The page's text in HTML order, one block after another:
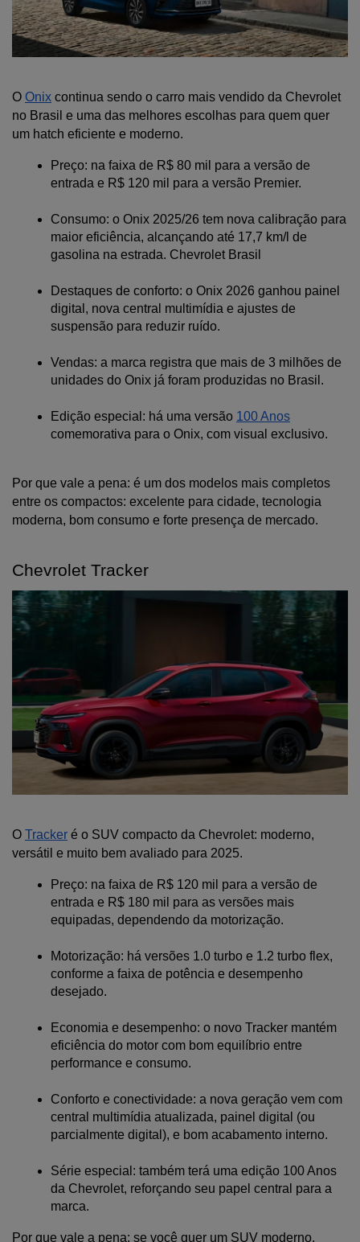
O Onix continua sendo o carro mais vendido da Chevrolet
no Brasil e uma das melhores escolhas para quem quer
um hatch eficiente e moderno.
Preço: na faixa de R$ 80 mil para a versão de
entrada e R$ 120 mil para a versão Premier.
Consumo: o Onix 2025/26 tem nova calibração para
maior eficiência, alcançando até 17,7 km/l de
gasolina na estrada. Chevrolet Brasil
Destaques de conforto: o Onix 2026 ganhou painel
digital, nova central multimídia e ajustes de
suspensão para reduzir ruído.
Vendas: a marca registra que mais de 3 milhões de
unidades do Onix já foram produzidas no Brasil.
Edição especial: há uma versão 100 Anos
comemorativa para o Onix, com visual exclusivo.
Por que vale a pena: é um dos modelos mais completos
entre os compactos: excelente para cidade, tecnologia
moderna, bom consumo e forte presença de mercado.
Chevrolet Tracker
O Tracker é o SUV compacto da Chevrolet: moderno,
versátil e muito bem avaliado para 2025.
Preço: na faixa de R$ 120 mil para a versão de
entrada e R$ 180 mil para as versões mais
equipadas, dependendo da motorização.
Motorização: há versões 1.0 turbo e 1.2 turbo flex,
conforme a faixa de potência e desempenho
desejado.
Economia e desempenho: o novo Tracker mantém
eficiência do motor com bom equilíbrio entre
performance e consumo.
Conforto e conectividade: a nova geração vem com
central multimídia atualizada, painel digital (ou
parcialmente digital), e bom acabamento interno.
Série especial: também terá uma edição 100 Anos
da Chevrolet, reforçando seu papel central para a
marca.
Por que vale a pena: se você quer um SUV moderno,